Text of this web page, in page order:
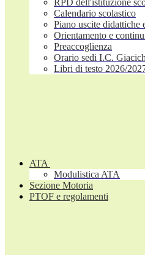
RPD dell'istituzione
Calendario scolastico
Piano uscite didattiche
Orientamento e
Preaccoglienza
Orario sedi I.C. Giacich
Libri di testo 2026/
ATA
Modulistica ATA
Sezione Motoria
PTOF e regolamenti